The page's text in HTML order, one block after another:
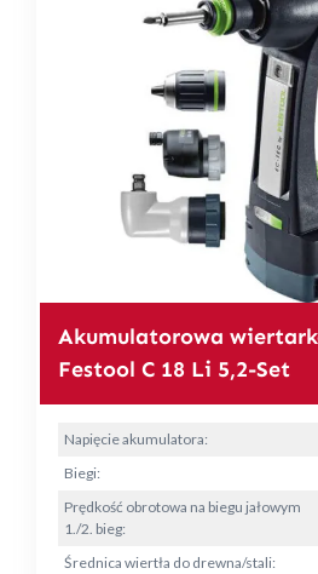
Akumulatorowa
Festool C 18 Li 5,2-Set
Napięcie akumulatora:
Biegi:
Prędkość obrotowa na biegu jałowym
1./2. bieg:
Średnica wiertła do drewna/stali: